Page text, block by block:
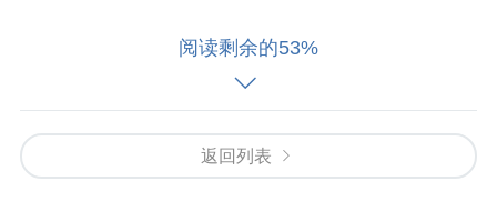
获取当前活跃飞行器：通过space_center.acti
获取当前活跃的飞行器对象。
获取飞行器的轨道信息：通过vessel.orbit获取
飞行器的轨道信息对象。
阅读剩余的53%
返回列表